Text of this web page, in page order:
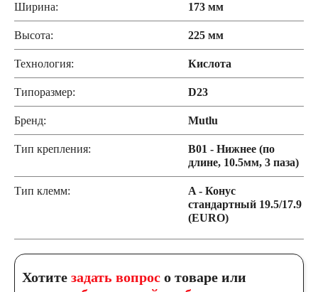
Ширина: 173 мм
Высота: 225 мм
Технология: Кислота
Типоразмер: D23
Бренд: Mutlu
Тип крепления:
B01 - Нижнее (по
длине, 10.5мм, 3 паза)
Тип клемм:
A - Конус
стандартный 19.5/17.9
(EURO)
Хотите задать вопрос о товаре или